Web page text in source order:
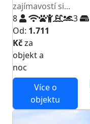
zajímavostí si...
8
3
Od: 1.711
Kčza
objekt a
noc
Více o
objektu